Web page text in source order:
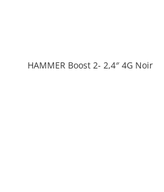
HAMMER Boost 2- 2,4″ 4G Noir